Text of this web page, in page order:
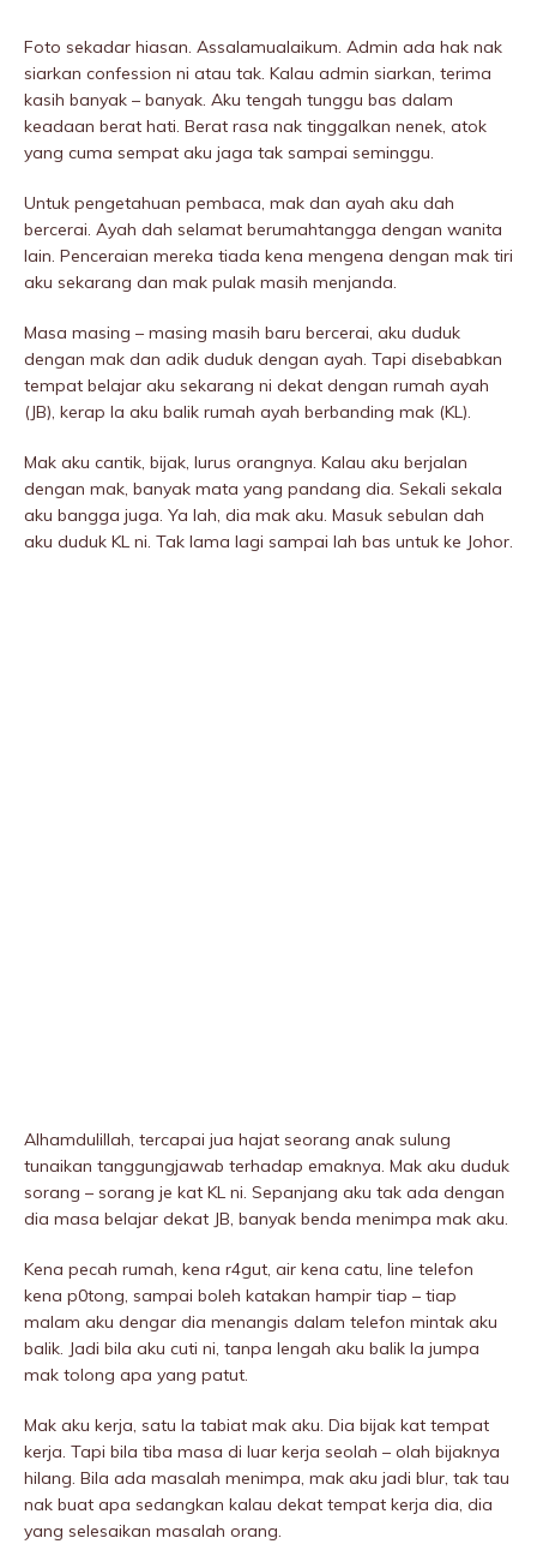
Foto sekadar hiasan. Assalamualaikum. Admin ada hak nak
siarkan confession ni atau tak. Kalau admin siarkan, terima
kasih banyak – banyak. Aku tengah tunggu bas dalam
keadaan berat hati. Berat rasa nak tinggalkan nenek, atok
yang cuma sempat aku jaga tak sampai seminggu.
Untuk pengetahuan pembaca, mak dan ayah aku dah
bercerai. Ayah dah selamat berumahtangga dengan wanita
lain. Penceraian mereka tiada kena mengena dengan mak tiri
aku sekarang dan mak pulak masih menjanda.
Masa masing – masing masih baru bercerai, aku duduk
dengan mak dan adik duduk dengan ayah. Tapi disebabkan
tempat belajar aku sekarang ni dekat dengan rumah ayah
(JB), kerap la aku balik rumah ayah berbanding mak (KL).
Mak aku cantik, bijak, lurus orangnya. Kalau aku berjalan
dengan mak, banyak mata yang pandang dia. Sekali sekala
aku bangga juga. Ya lah, dia mak aku. Masuk sebulan dah
aku duduk KL ni. Tak lama lagi sampai lah bas untuk ke Johor.
Alhamdulillah, tercapai jua hajat seorang anak sulung
tunaikan tanggungjawab terhadap emaknya. Mak aku duduk
sorang – sorang je kat KL ni. Sepanjang aku tak ada dengan
dia masa belajar dekat JB, banyak benda menimpa mak aku.
Kena pecah rumah, kena r4gut, air kena catu, line telefon
kena p0tong, sampai boleh katakan hampir tiap – tiap
malam aku dengar dia menangis dalam telefon mintak aku
balik. Jadi bila aku cuti ni, tanpa lengah aku balik la jumpa
mak tolong apa yang patut.
Mak aku kerja, satu la tabiat mak aku. Dia bijak kat tempat
kerja. Tapi bila tiba masa di luar kerja seolah – olah bijaknya
hilang. Bila ada masalah menimpa, mak aku jadi blur, tak tau
nak buat apa sedangkan kalau dekat tempat kerja dia, dia
yang selesaikan masalah orang.